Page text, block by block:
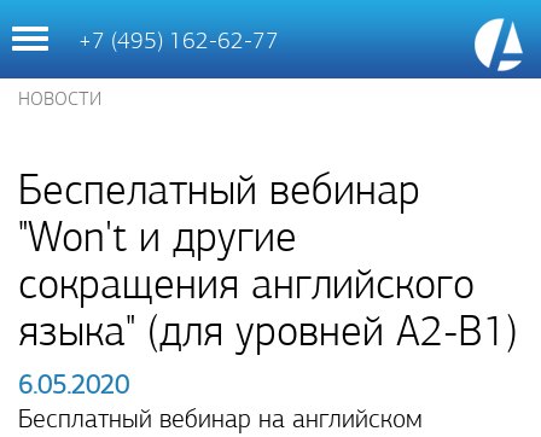
Toggle+7 (495) 162-62-77
НОВОСТИ
Беспелатный вебинар
"Won't и другие
сокращения английского
языка" (для уровней А2-В1)
6.05.2020
Бесплатный вебинар на английском